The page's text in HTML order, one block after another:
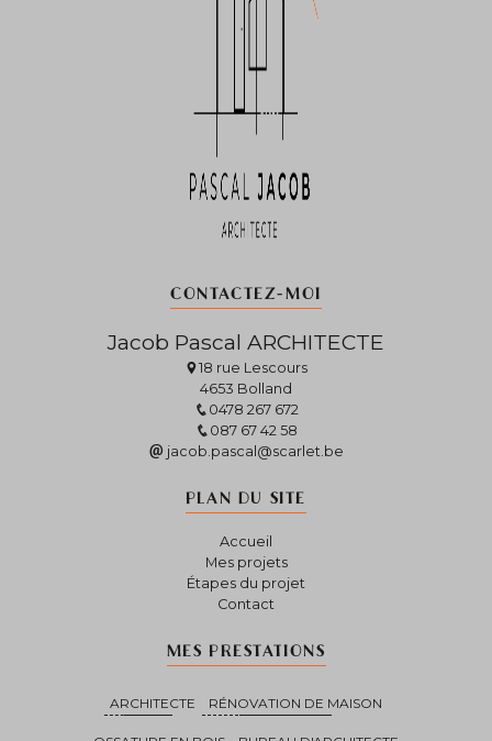
CONTACTEZ-MOI
Jacob Pascal ARCHITECTE
18 rue Lescours
4653 Bolland
0478 267 672
087 67 42 58
jacob.pascal@scarlet.be
PLAN DU SITE
Accueil
Mes projets
Étapes du projet
Contact
MES PRESTATIONS
ARCHITECTE RÉNOVATION DE MAISON